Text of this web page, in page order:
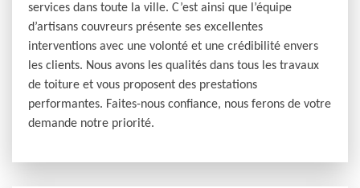
services dans toute la ville. C’est ainsi que l’équipe
d’artisans couvreurs présente ses excellentes
interventions avec une volonté et une crédibilité envers
les clients. Nous avons les qualités dans tous les travaux
de toiture et vous proposent des prestations
performantes. Faites-nous confiance, nous ferons de votre
demande notre priorité.